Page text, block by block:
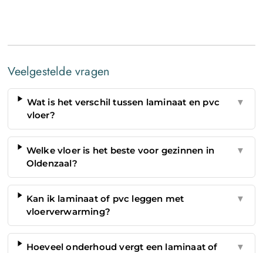
Veelgestelde vragen
Wat is het verschil tussen laminaat en pvc
vloer?
▼
Welke vloer is het beste voor gezinnen in
Oldenzaal?
▼
Kan ik laminaat of pvc leggen met
vloerverwarming?
▼
Hoeveel onderhoud vergt een laminaat of
▼